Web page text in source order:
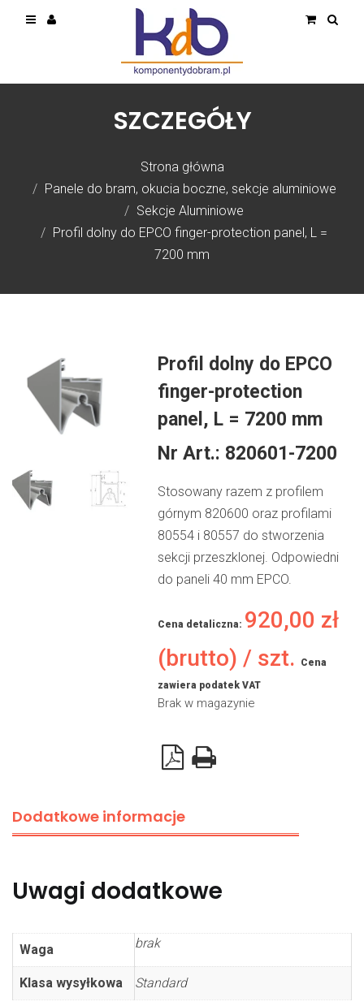
Strona główna
Panele do bram, okucia boczne, sekcje aluminiowe
Sekcje Aluminiowe
Profil dolny do EPCO finger-protection panel, L =
7200 mm
SZCZEGÓŁY
Profil dolny do EPCO
finger-protection
panel, L = 7200 mm
Nr Art.: 820601-7200
Stosowany razem z profilem
górnym 820600 oraz profilami
80554 i 80557 do stworzenia
sekcji przeszklonej. Odpowiedni
do paneli 40 mm EPCO.
Cena detaliczna: 920,00 zł
(brutto) / szt.
Cena
zawiera podatek VAT
Brak w magazynie
Dodatkowe informacje
Uwagi dodatkowe
Waga brak
Klasa wysyłkowa Standard